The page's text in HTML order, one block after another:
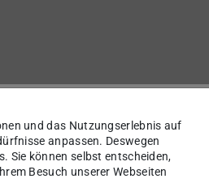
und das Nutzungserlebnis auf
anpassen. Deswegen
Sie können selbst entscheiden,
Besuch unserer Webseiten